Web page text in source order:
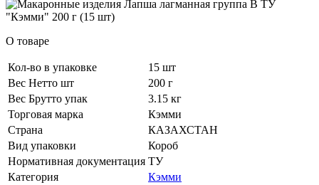
О товаре
Кол-во в упаковке
15 шт
Вес Нетто шт
200 г
Вес Брутто упак
3.15 кг
Торговая марка
Кэмми
Страна
КАЗАХСТАН
Вид упаковки
Короб
Нормативная документация ТУ
Категория
Кэмми